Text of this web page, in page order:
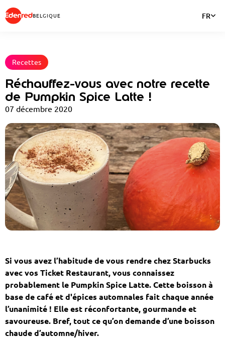
BELGIQUE FR
Recettes
Réchauffez-vous avec notre recette
de Pumpkin Spice Latte !
07 décembre 2020
Si vous avez l’habitude de vous rendre chez Starbucks
avec vos Ticket Restaurant, vous connaissez
probablement le Pumpkin Spice Latte. Cette boisson à
base de café et d'épices automnales fait chaque année
l’unanimité ! Elle est réconfortante, gourmande et
savoureuse. Bref, tout ce qu’on demande d’une boisson
chaude d’automne/hiver.